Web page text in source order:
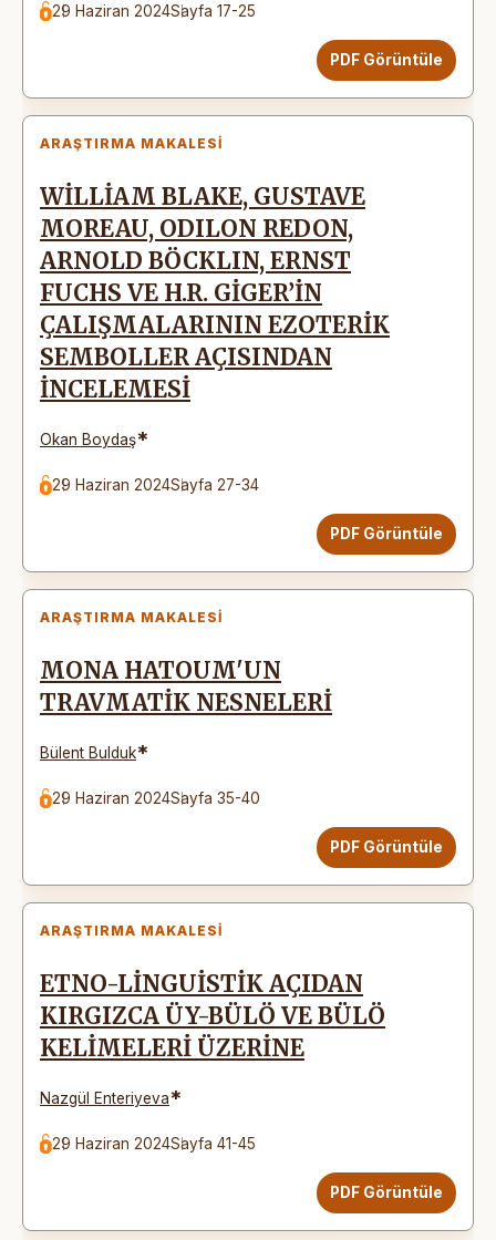
29 Haziran 2024Sayfa 17-25
PDF Görüntüle
ARAŞTIRMA MAKALESI
WİLLİAM BLAKE, GUSTAVE
MOREAU, ODILON REDON,
ARNOLD BÖCKLIN, ERNST
FUCHS VE H.R. GİGER’İN
ÇALIŞMALARININ EZOTERİK
SEMBOLLER AÇISINDAN
İNCELEMESİ
Okan Boydaş*
29 Haziran 2024Sayfa 27-34
PDF Görüntüle
ARAŞTIRMA MAKALESI
MONA HATOUM'UN
TRAVMATİK NESNELERİ
Bülent Bulduk*
29 Haziran 2024Sayfa 35-40
PDF Görüntüle
ARAŞTIRMA MAKALESI
ETNO-LİNGUİSTİK AÇIDAN
KIRGIZCA ÜY-BÜLÖ VE BÜLÖ
KELİMELERİ ÜZERİNE
Nazgül Enteriyeva*
29 Haziran 2024Sayfa 41-45
PDF Görüntüle